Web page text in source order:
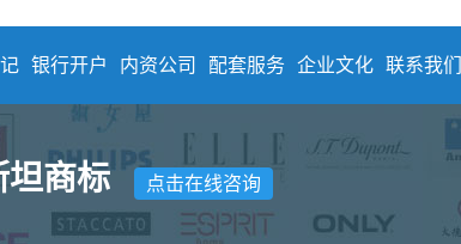
银行开户 内资公司 配套服务 企业文化 联系我们
坦商标 点击在线咨询